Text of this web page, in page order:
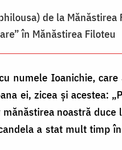
de la Mănăstirea
în Mănăstirea Filoteu
numele Ioanichie,
ei, zicea și acestea:
noastră duce
a stat mult timp